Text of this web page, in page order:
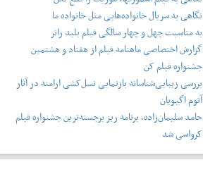
نگاهی به سریال خانواده‌هایی مثل خانواده ما
به مناسبت چهل و چهار سالگی فیلم بلید رانر
گزارش اختصاصی ماهنامه فیلم از هفتاد و هشتمین
جشنواره فیلم کن
بررسی زیبایی‌شناسانه بازنمایی نسل‌کشی ارامنه در آثار
آتوم اگیویان
حامد سلیمان‌زاده، برنامه ریز برجسته‌ترین جشنواره فیلم
کرواسی شد